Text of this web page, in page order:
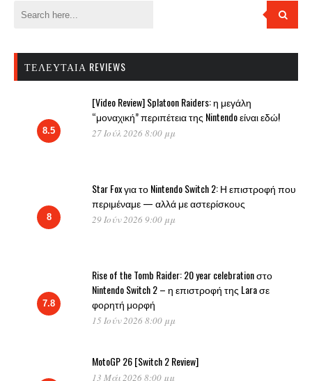
ΤΕΛΕΥΤΑΊΑ REVIEWS
8.5
[Video Review] Splatoon Raiders: η μεγάλη
“μοναχική” περιπέτεια της Nintendo είναι εδώ!
27 Ιούλ 2026 8:00 μμ
8
Star Fox για το Nintendo Switch 2: Η επιστροφή που
περιμέναμε — αλλά με αστερίσκους
29 Ιούν 2026 9:00 μμ
7.8
Rise of the Tomb Raider: 20 year celebration στο
Nintendo Switch 2 – η επιστροφή της Lara σε
φορητή μορφή
15 Ιούν 2026 8:00 μμ
MotoGP 26 [Switch 2 Review]
13 Μάι 2026 8:00 μμ